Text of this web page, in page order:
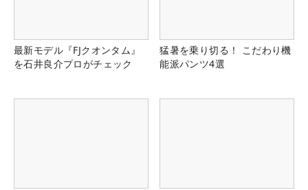
最新モデル『FJクオンタム』
を石井良介プロがチェック
猛暑を乗り切る！ こだわり機
能派パンツ4選